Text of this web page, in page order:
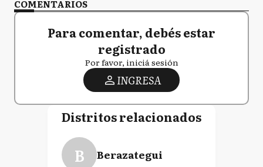
COMENTARIOS
Para comentar, debés estar
registrado
Por favor, iniciá sesión
INGRESA
Distritos relacionados
B Berazategui